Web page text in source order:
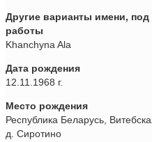
Другие варианты имени,
работы
Khanchyna Ala
Дата рождения
12.11.1968 г.
Место рождения
Республика Беларусь,
д. Сиротино